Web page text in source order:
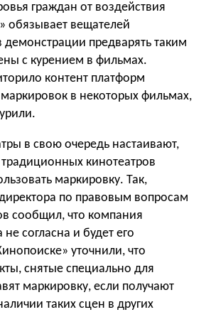
граждан от воздействия
обязывает вещателей
демонстрации предварять таким
с курением в фильмах.
контент платформ
в некоторых фильмах,
в свою очередь настаивают,
традиционных кинотеатров
маркировку. Так,
по правовым вопросам
сообщил, что компания
согласна и будет его
уточнили, что
снятые специально для
маркировку, если получают
таких сцен в других